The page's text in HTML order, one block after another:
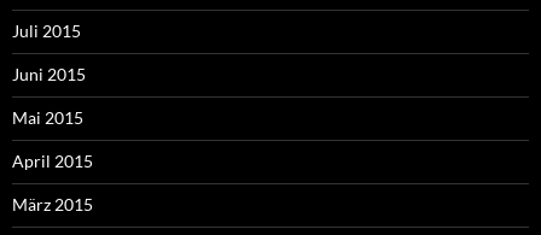
Juli 2015
Juni 2015
Mai 2015
April 2015
März 2015